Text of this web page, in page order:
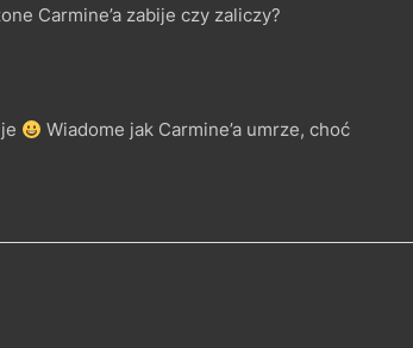
Carmine’a zabije czy zaliczy?
Wiadome jak Carmine’a umrze, choć